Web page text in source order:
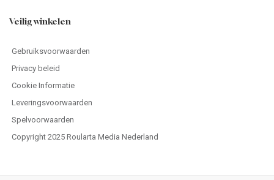
Veilig winkelen
Gebruiksvoorwaarden
Privacy beleid
Cookie Informatie
Leveringsvoorwaarden
Spelvoorwaarden
Copyright 2025 Roularta Media Nederland